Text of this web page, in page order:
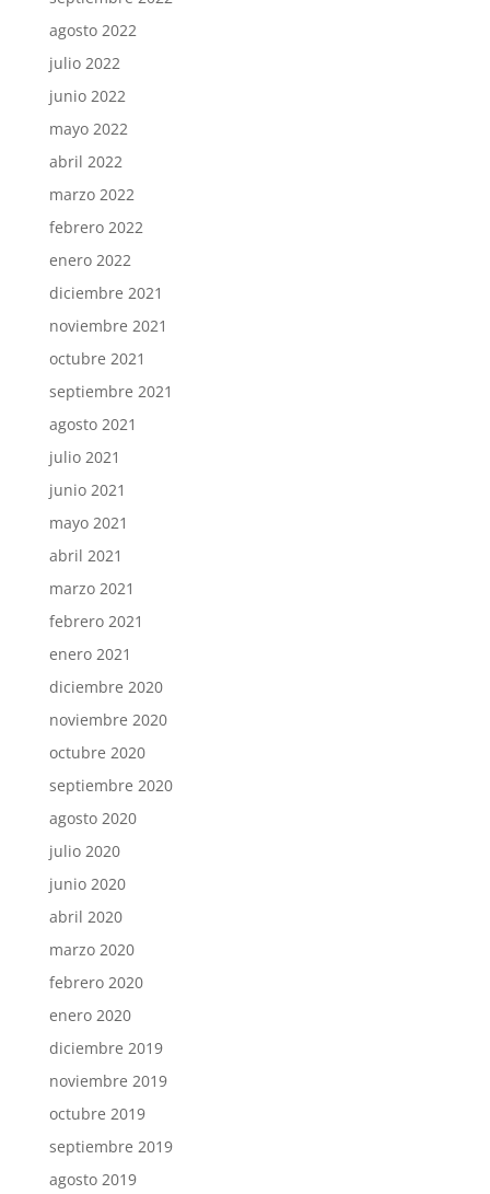
agosto 2022
julio 2022
junio 2022
mayo 2022
abril 2022
marzo 2022
febrero 2022
enero 2022
diciembre 2021
noviembre 2021
octubre 2021
septiembre 2021
agosto 2021
julio 2021
junio 2021
mayo 2021
abril 2021
marzo 2021
febrero 2021
enero 2021
diciembre 2020
noviembre 2020
octubre 2020
septiembre 2020
agosto 2020
julio 2020
junio 2020
abril 2020
marzo 2020
febrero 2020
enero 2020
diciembre 2019
noviembre 2019
octubre 2019
septiembre 2019
agosto 2019